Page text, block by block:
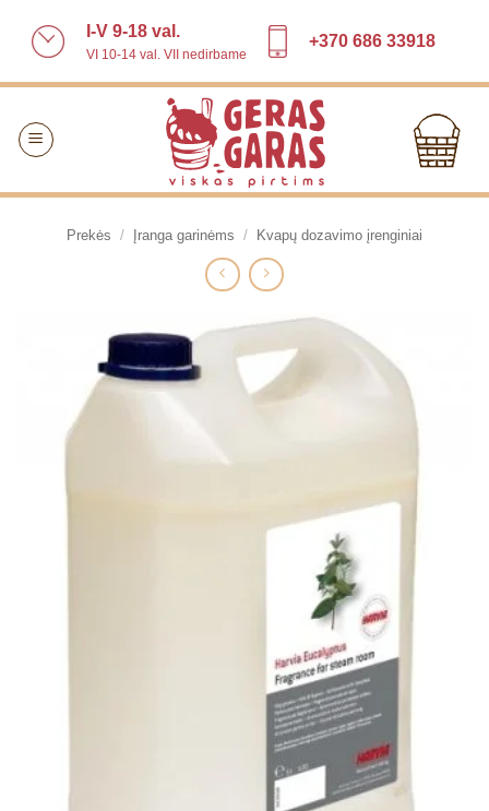
I-V 9-18 val.
VI 10-14 val. VII nedirbame
+370 686 33918
Prekės / Įranga garinėms / Kvapų dozavimo įrenginiai